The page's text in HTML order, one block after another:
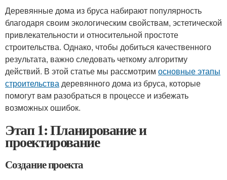
Деревянные дома из бруса набирают популярность
благодаря своим экологическим свойствам, эстетической
привлекательности и относительной простоте
строительства. Однако, чтобы добиться качественного
результата, важно следовать четкому алгоритму
действий. В этой статье мы рассмотрим основные этапы
строительствадеревянного дома из бруса, которые
помогут вам разобраться в процессе и избежать
возможных ошибок.
Этап 1: Планирование и
проектирование
Создание проекта